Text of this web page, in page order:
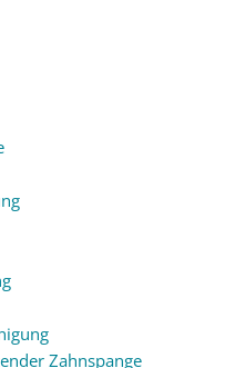
Zahnspange